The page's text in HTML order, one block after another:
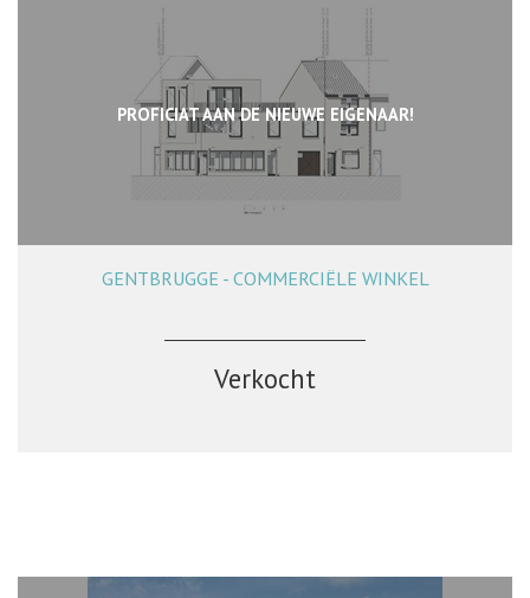
PROFICIAT AAN DE NIEUWE EIGENAAR!
GENTBRUGGE - COMMERCIËLE WINKEL
Verkocht